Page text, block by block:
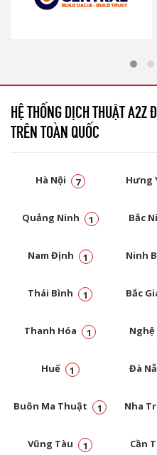
HỆ THỐNG DỊCH THUẬT
TRÊN TOÀN QUỐC
Hà Nội 7 Hưng
Quảng Ninh 1 Bắc
Nam Định 1 Ninh
Thái Bình 1 Bắc
Thanh Hóa 1 Nghệ
Huế 1 Đà
Buôn Ma Thuật 1 Nha
Vũng Tàu 1 Cần